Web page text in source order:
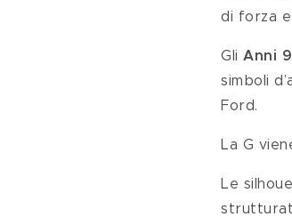
di forza e
Gli Anni
simboli
Ford.
La G
Le